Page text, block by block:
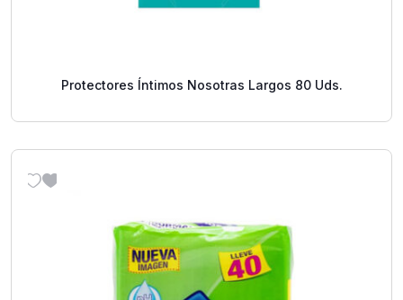
Protectores Íntimos Nosotras Largos 80 Uds.